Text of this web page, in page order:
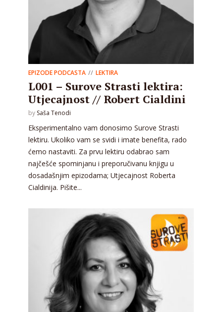
EPIZODE PODCASTA LEKTIRA
L001 – Surove Strasti lektira:
Utjecajnost // Robert Cialdini
by Saša Tenodi
Eksperimentalno vam donosimo Surove Strasti
lektiru. Ukoliko vam se svidi i imate benefita, rado
ćemo nastaviti. Za prvu lektiru odabrao sam
najčešće spominjanu i preporučivanu knjigu u
dosadašnjim epizodama; Utjecajnost Roberta
Cialdinija. Pišite...